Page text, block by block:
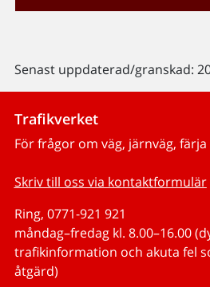
Senast uppdaterad/granskad:
Trafikverket
För frågor om väg, järnväg,
Skriv till oss via kontaktformulär
Ring, 0771-921 921
måndag–fredag kl. 8.00–16.00
trafikinformation och akuta fel
åtgärd)